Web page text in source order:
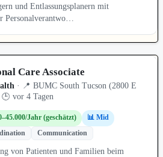
und Entlassungsplanern mit
Personalverantwo…
Care Associate
· 📍 BUMC South Tucson (2800 E
vor 4 Tagen
Jahr (geschätzt)
📊 Mid
Communication
von Patienten und Familien beim